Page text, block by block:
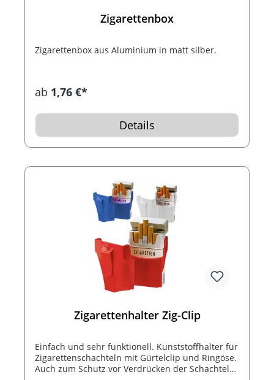
Zigarettenbox
Zigarettenbox aus Aluminium in matt silber.
ab 1,76 €*
Details
Zigarettenhalter Zig-Clip
Einfach und sehr funktionell. Kunststoffhalter für
Zigarettenschachteln mit Gürtelclip und Ringöse.
Auch zum Schutz vor Verdrücken der Schachtel